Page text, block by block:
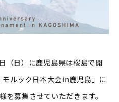
（日）に鹿児島県は桜島で開
ルック日本大会in鹿児島」に
を募集させていただきます。